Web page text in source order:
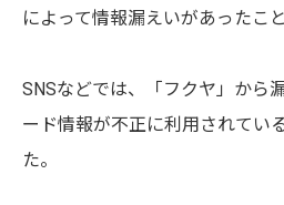
によって情報漏えいがあったこ
SNSなどでは、「フクヤ」から
ード情報が不正に利用されてい
た。